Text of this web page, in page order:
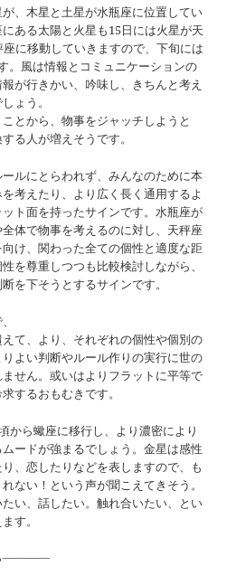
、木星と土星が水瓶座に位置してい
ある太陽と火星も15日には火星が天
に移動していきますので、下旬には
。風は情報とコミュニケーションの
が行きかい、吟味し、きちんと考え
ょう。
とから、物事をジャッチしようと
る人が増えそうです。
ルにとらわれず、みんなのために本
考えたり、より広く長く通用するよ
ト面を持ったサインです。水瓶座が
体で物事を考えるのに対し、天秤座
け、関わった全ての個性と適度な距
を尊重しつつも比較検討しながら、
を下そうとするサインです。
て、より、それぞれの個性や個別の
よい判断やルール作りの実行に世の
せん。或いはよりフラットに平等で
するおもむきです。
から蠍座に移行し、より濃密により
ードが強まるでしょう。金星は感性
、恋したりなどを表しますので、も
ない！という声が聞こえてきそう。
い、話したい。触れ合いたい、とい
す。
――――